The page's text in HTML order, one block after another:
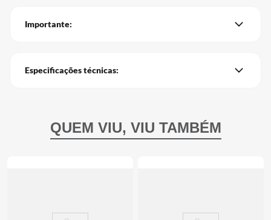
Importante:
Especificações técnicas: